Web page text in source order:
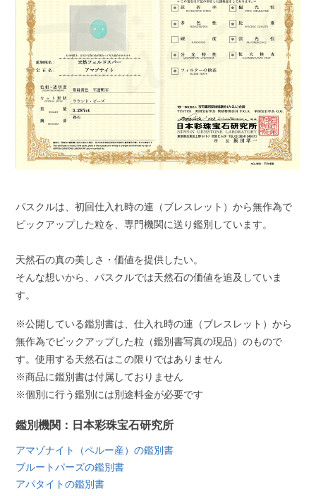
パスクルは、初回仕入れ時の連（ブレスレット）から無作為で
ピックアップした粒を、専門機関に送り鑑別しています。
天然石の真の美しさ・価値を提供したい。
そんな想いから、パスクルでは天然石の価値を追及していま
す。
※公開している鑑別書は、仕入れ時の連（ブレスレット）から
無作為でピックアップした粒（鑑別書写真の現品）のもので
す。使用する天然石はこの限りではありません
※商品に鑑別書は付属しておりません
※個別に行う鑑別には別途料金が必要です
鑑別機関：日本彩珠宝石研究所
アマゾナイト（ペルー産）の鑑別書
ブルートパーズの鑑別書
アパタイトの鑑別書